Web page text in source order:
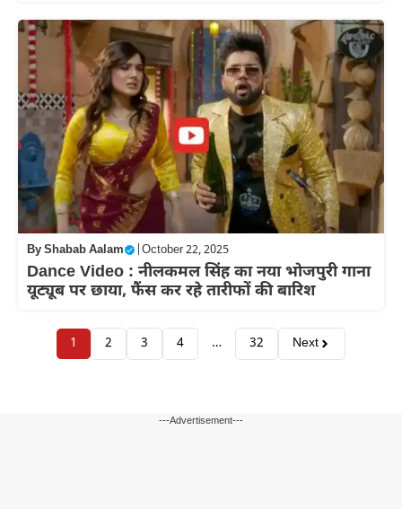
ByShabab Aalam October 22, 2025
Dance Video : नीलकमल सिंह का नया भोजपुरी गाना
यूट्यूब पर छाया, फैंस कर रहे तारीफों की बारिश
1 2 3 4 … 32 Next
---Advertisement---